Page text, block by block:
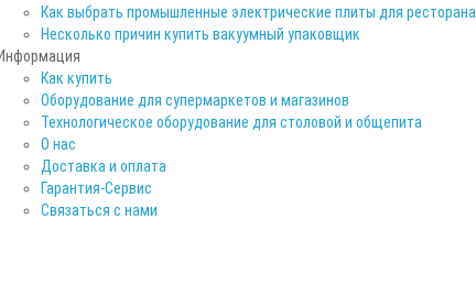
Как выбрать промышленные электрические плиты для ресторана
Несколько причин купить вакуумный упаковщик
Информация
Как купить
Оборудование для супермаркетов и магазинов
Технологическое оборудование для столовой и общепита
О нас
Доставка и оплата
Гарантия-Сервис
Связаться с нами